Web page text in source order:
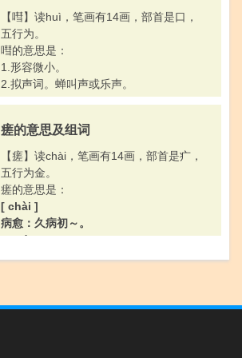
【嘒】读huì，笔画有14画，部首是口，
五行为。
嘒的意思是：
1.形容微小。
2.拟声词。蝉叫声或乐声。
瘥的意思及组词
【瘥】读chài，笔画有14画，部首是疒，
五行为金。
瘥的意思是：
[ chài ]
病愈：久病初～。
[ cuó ]